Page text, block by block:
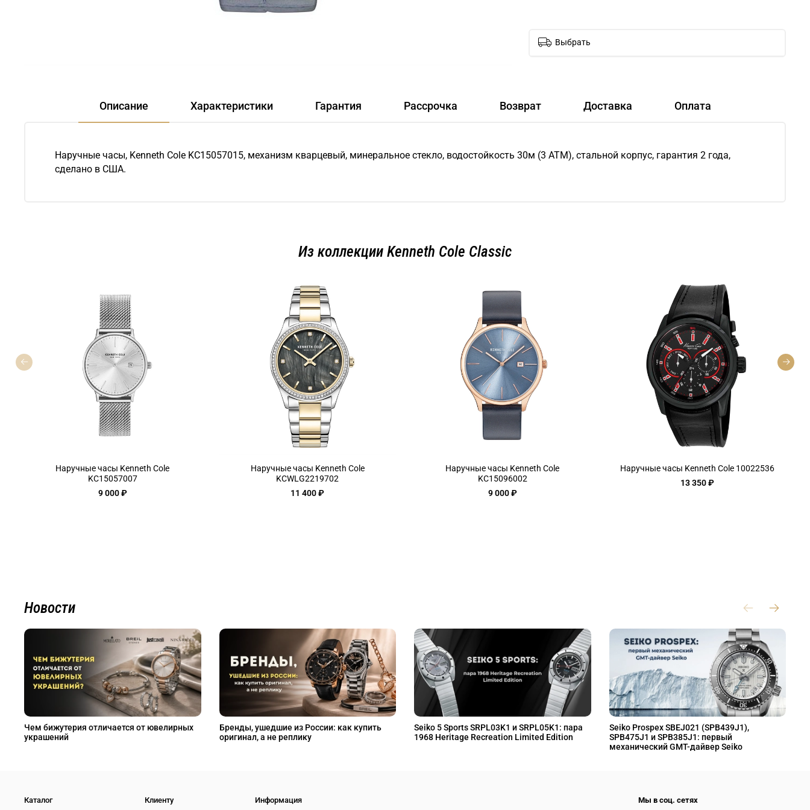
Выбрать
Описание Характеристики Гарантия Рассрочка Возврат Доставка Оплата
Наручные часы, Kenneth Cole KC15057015, механизм кварцевый, минеральное стекло, водостойкость 30м (3 АТМ), стальной корпус, гарантия 2 года,
сделано в США.
Из коллекции Kenneth Cole Classic
Наручные часы Kenneth Cole
KC15057007
9 000 ₽
Наручные часы Kenneth Cole
KCWLG2219702
11 400 ₽
Наручные часы Kenneth Cole
KC15096002
9 000 ₽
Наручные часы Kenneth Cole 10022536
13 350 ₽
Новости
Чем бижутерия отличается от ювелирных
украшений
Бренды, ушедшие из России: как купить
оригинал, а не реплику
Seiko 5 Sports SRPL03K1 и SRPL05K1: пара
1968 Heritage Recreation Limited Edition
Seiko Prospex SBEJ021 (SPB439J1),
SPB475J1 и SPB385J1: первый
механический GMT-дайвер Seiko
Каталог Клиенту Информация Мы в соц. сетях